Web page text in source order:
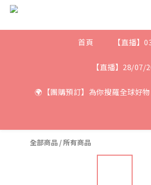
首頁 【直播】
【直播】28/07/
🌍【團購預訂】為你搜羅全球好
全部商品 /所有商品